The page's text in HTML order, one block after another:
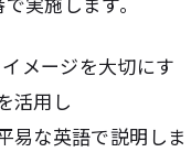
メージを大切にす
活用し
易な英語で説明しま